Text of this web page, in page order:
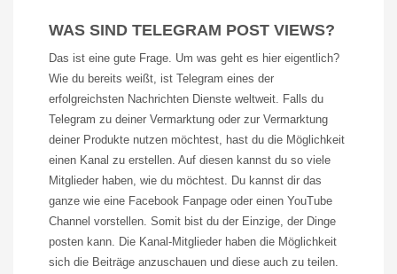
WAS SIND TELEGRAM POST VIEWS?
Das ist eine gute Frage. Um was geht es hier eigentlich?
Wie du bereits weißt, ist Telegram eines der
erfolgreichsten Nachrichten Dienste weltweit. Falls du
Telegram zu deiner Vermarktung oder zur Vermarktung
deiner Produkte nutzen möchtest, hast du die Möglichkeit
einen Kanal zu erstellen. Auf diesen kannst du so viele
Mitglieder haben, wie du möchtest. Du kannst dir das
ganze wie eine Facebook Fanpage oder einen YouTube
Channel vorstellen. Somit bist du der Einzige, der Dinge
posten kann. Die Kanal-Mitglieder haben die Möglichkeit
sich die Beiträge anzuschauen und diese auch zu teilen.